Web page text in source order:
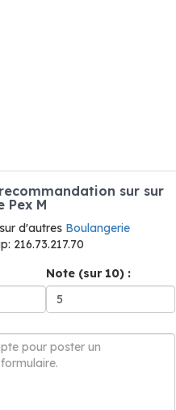
sur sur
Pex M
d'autres Boulangerie
216.73.217.70
Note (sur 10) :